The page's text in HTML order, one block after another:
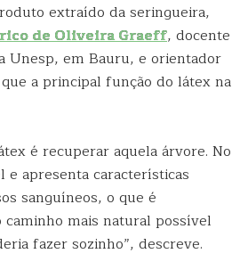
extraído da seringueira,
de Oliveira Graeff, docente
Unesp, em Bauru, e orientador
a principal função do látex na
é recuperar aquela árvore. No
apresenta características
sanguíneos, o que é
mais natural possível
fazer sozinho”, descreve.